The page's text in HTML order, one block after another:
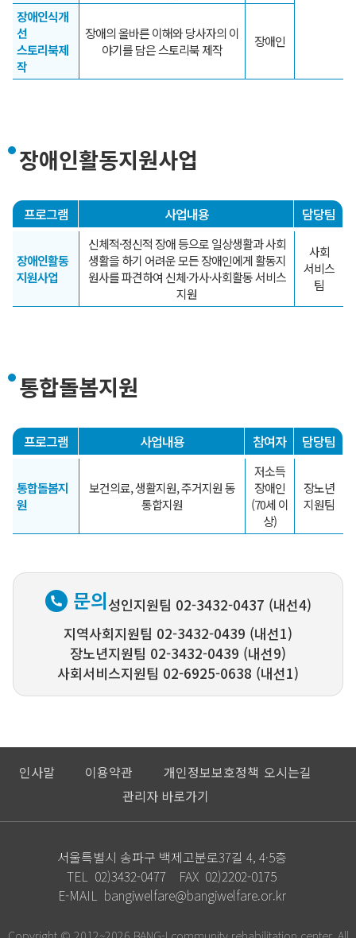
장애인식개
선
스토리북제
작
장애의 올바른 이해와 당사자의 이
야기를 담은 스토리북 제작
장애인
장애인활동지원사업
프로그램 사업내용 담당팀
장애인활동
지원사업
신체적·정신적 장애 등으로 일상생활과 사회
생활을 하기 어려운 모든 장애인에게 활동지
원사를 파견하여 신체·가사·사회활동 서비스
지원
사회
서비스
팀
통합돌봄지원
프로그램 사업내용 참여자 담당팀
통합돌봄지
원
보건의료, 생활지원, 주거지원 동
통합지원
저소득
장애인
(70세 이
상)
장노년
지원팀
문의성인지원팀 02-3432-0437 (내선4)
지역사회지원팀 02-3432-0439 (내선1)
장노년지원팀 02-3432-0439 (내선9)
사회서비스지원팀 02-6925-0638 (내선1)
인사말 이용약관 개인정보보호정책 오시는길
관리자 바로가기
서울특별시 송파구 백제고분로37길 4, 4·5층
TEL
02)3432-0477 FAX 02)2202-0175
E-MAIL
bangiwelfare@bangiwelfare.or.kr